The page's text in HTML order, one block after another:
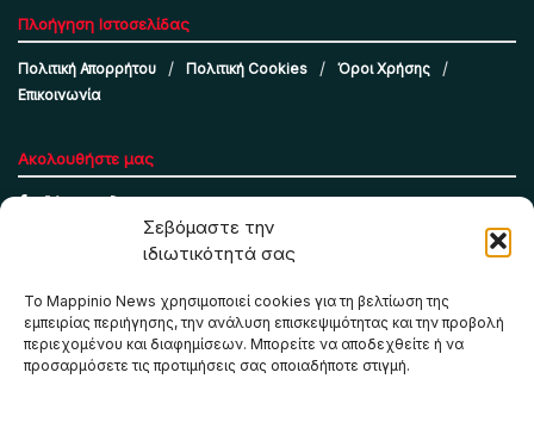
Σεβόμαστε την
ιδιωτικότητά σας
Το Mappinio News χρησιμοποιεί cookies για τη βελτίωση της
εμπειρίας περιήγησης, την ανάλυση επισκεψιμότητας και την προβολή
περιεχομένου και διαφημίσεων. Μπορείτε να αποδεχθείτε ή να
προσαρμόσετε τις προτιμήσεις σας οποιαδήποτε στιγμή.
Πλοήγηση Ιστοσελίδας
Πολιτική Απορρήτου Πολιτική Cookies
Όροι Χρήσης
Επικοινωνία
Ακολουθήστε μας